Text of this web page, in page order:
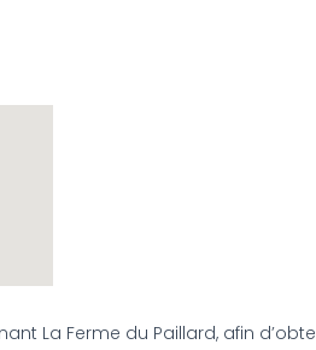
du
La Ferme du Paillard, afin